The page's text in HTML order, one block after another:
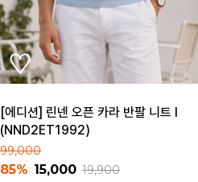
[지오지아] 원더쿨 베이직 캐주얼 셔츠 A
(ABB2WC1101_A)
69,900
93% 5,000 10,000